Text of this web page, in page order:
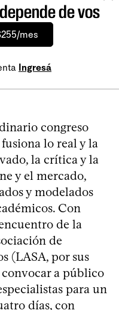
de vos
mes
Ingresá
congreso
lo real y la
la crítica y la
y el mercado,
y modelados
Con
de la
de
(LASA, por sus
convocar a público
para un
días, con